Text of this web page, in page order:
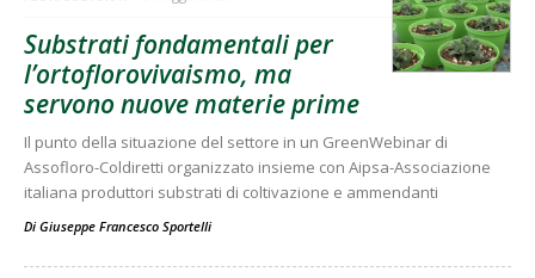
Substrati fondamentali per
l’ortoflorovivaismo, ma
servono nuove materie prime
Il punto della situazione del settore in un GreenWebinar di
Assofloro-Coldiretti organizzato insieme con Aipsa-Associazione
italiana produttori substrati di coltivazione e ammendanti
Di Giuseppe Francesco Sportelli